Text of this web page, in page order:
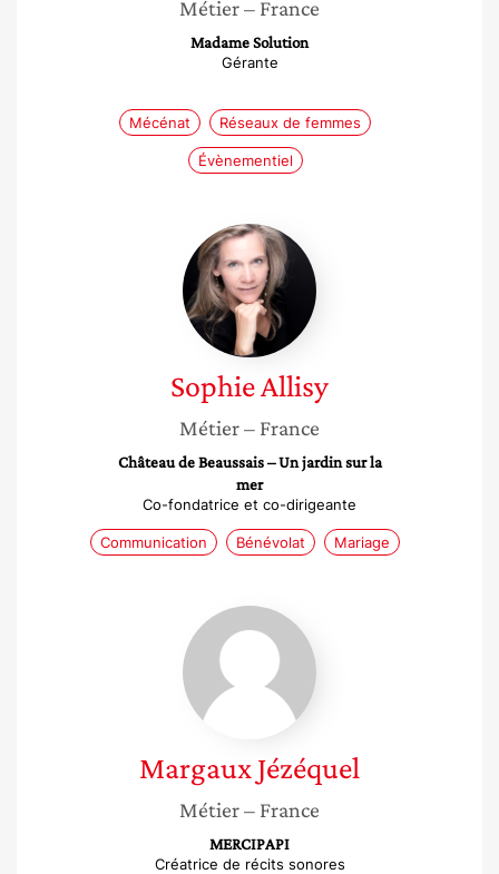
Métier– France
Madame Solution
Gérante
Mécénat Réseaux de femmes
Évènementiel
Sophie
Allisy
SophieAllisy
Métier– France
Château de Beaussais – Un jardin sur la
mer
Co-fondatrice et co-dirigeante
Communication Bénévolat Mariage
Margaux
Jézéquel
MargauxJézéquel
Métier– France
MERCIPAPI
Créatrice de récits sonores